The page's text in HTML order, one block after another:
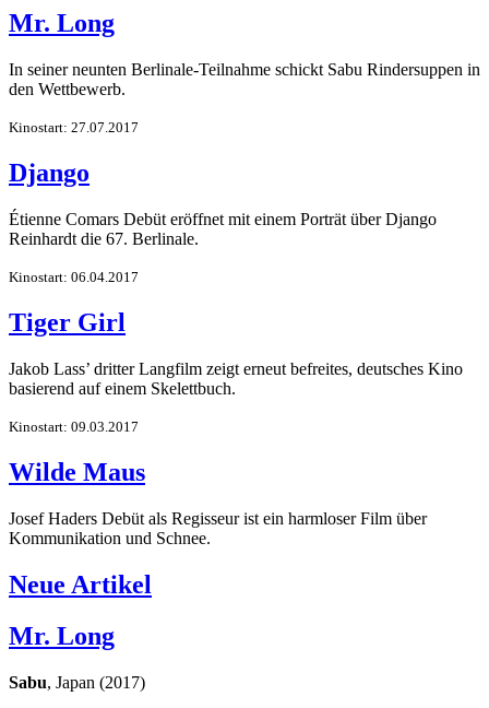
Mr. Long
In seiner neunten Berlinale-Teilnahme schickt Sabu Rindersuppen in
den Wettbewerb.
Kinostart: 27.07.2017
Django
Étienne Comars Debüt eröffnet mit einem Porträt über Django
Reinhardt die 67. Berlinale.
Kinostart: 06.04.2017
Tiger Girl
Jakob Lass’ dritter Langfilm zeigt erneut befreites, deutsches Kino
basierend auf einem Skelettbuch.
Kinostart: 09.03.2017
Wilde Maus
Josef Haders Debüt als Regisseur ist ein harmloser Film über
Kommunikation und Schnee.
Neue Artikel
Mr. Long
Sabu, Japan (2017)